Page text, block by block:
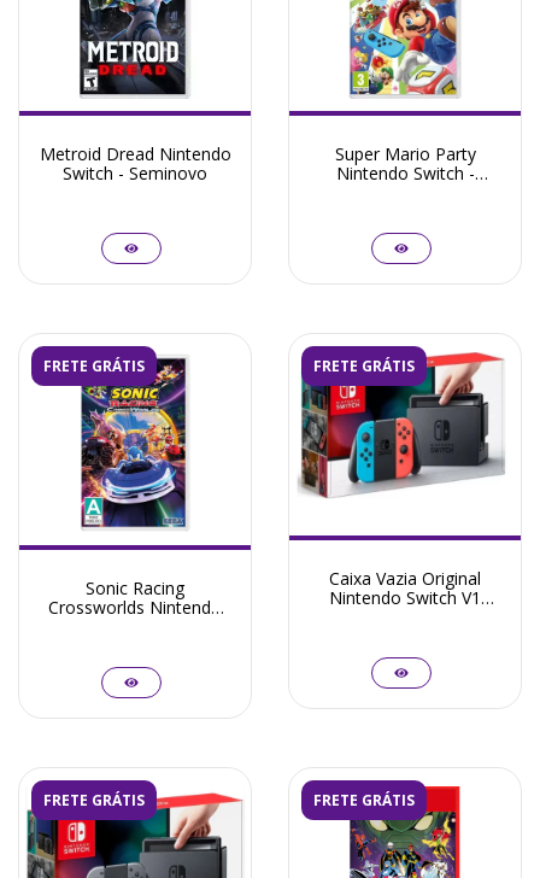
Metroid Dread Nintendo
Switch - Seminovo
Super Mario Party
Nintendo Switch -
FRETE GRÁTIS
Sonic Racing
Crossworlds Nintendo
FRETE GRÁTIS
Caixa Vazia Original
Nintendo Switch V1
FRETE GRÁTIS FRETE GRÁTIS